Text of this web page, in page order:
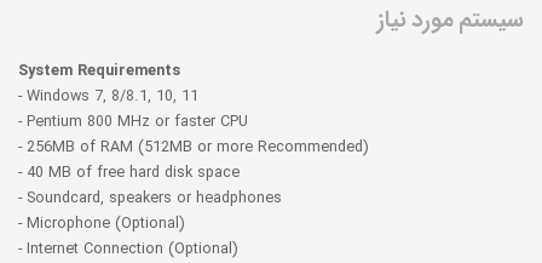
سیستم مورد نیاز
System Requirements
- Windows 7, 8/8.1, 10, 11
- Pentium 800 MHz or faster CPU
- 256MB of RAM (512MB or more Recommended)
- 40 MB of free hard disk space
- Soundcard, speakers or headphones
- Microphone (Optional)
- Internet Connection (Optional)